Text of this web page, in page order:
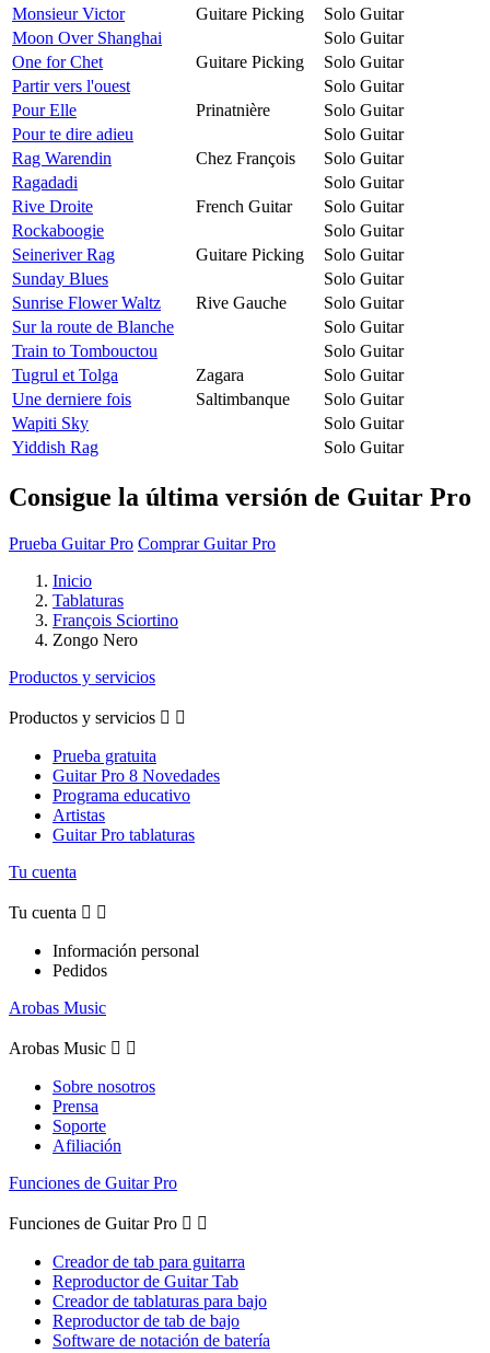
Monsieur Victor
Guitare Picking
Solo Guitar
Moon Over Shanghai
Solo Guitar
One for Chet
Guitare Picking
Solo Guitar
Partir vers l'ouest
Solo Guitar
Pour Elle
Prinatnière
Solo Guitar
Pour te dire adieu
Solo Guitar
Rag Warendin
Chez François
Solo Guitar
Ragadadi
Solo Guitar
Rive Droite
French Guitar
Solo Guitar
Rockaboogie
Solo Guitar
Seineriver Rag
Guitare Picking
Solo Guitar
Sunday Blues
Solo Guitar
Sunrise Flower Waltz
Rive Gauche
Solo Guitar
Sur la route de Blanche
Solo Guitar
Train to Tombouctou
Solo Guitar
Tugrul et Tolga
Zagara
Solo Guitar
Une derniere fois
Saltimbanque
Solo Guitar
Wapiti Sky
Solo Guitar
Yiddish Rag
Solo Guitar
Consigue la última versión de Guitar Pro
Prueba Guitar Pro Comprar Guitar Pro
Inicio
Tablaturas
François Sciortino
Zongo Nero
Productos y servicios
Productos y servicios  
Prueba gratuita
Guitar Pro 8 Novedades
Programa educativo
Artistas
Guitar Pro tablaturas
Tu cuenta
Tu cuenta  
Información personal
Pedidos
Arobas Music
Arobas Music  
Sobre nosotros
Prensa
Soporte
Afiliación
Funciones de Guitar Pro
Funciones de Guitar Pro  
Creador de tab para guitarra
Reproductor de Guitar Tab
Creador de tablaturas para bajo
Reproductor de tab de bajo
Software de notación de batería